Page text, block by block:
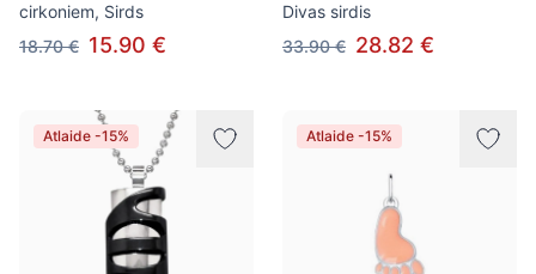
cirkoniem, Sirds
18.70 € 15.90 €
Divas sirdis
33.90 € 28.82 €
Atlaide -15% Atlaide -15%